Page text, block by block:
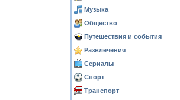
Музыка
Общество
Путешествия и события
Развлечения
Сериалы
Спорт
Транспорт